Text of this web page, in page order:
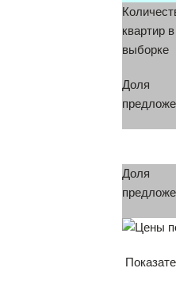
квартир в
выборке
Доля
Доля